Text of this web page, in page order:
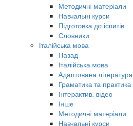
Методичні матеріали
Навчальні курси
Підготовка до іспитів
Словники
Італійська мова
Назад
Італійська мова
Адаптована література
Граматика та практика
Інтерактив. відео
Інше
Методичні матеріали
Навчальні курси